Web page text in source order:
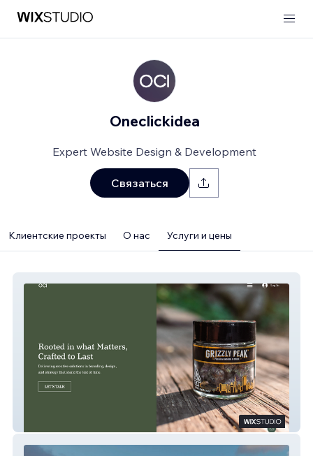
Oneclickidea
Expert Website Design & Development
Связаться
Клиентские проекты О нас Услуги и цены